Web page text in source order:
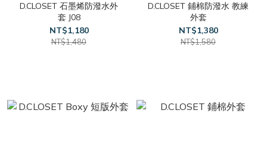
D.CLOSET 石墨烯防潑水外
套 J08
NT$1,180
NT$1,480
D.CLOSET 鋪棉防潑水 教練
外套
NT$1,380
NT$1,580